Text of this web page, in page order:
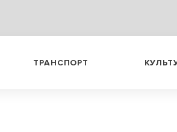
ТРАНСПОРТ